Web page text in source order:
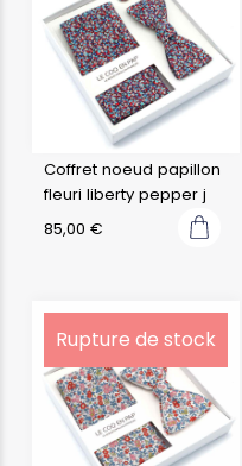
Coffret noeud papillon
fleuri liberty pepper j
85,00 €
Rupture de stock